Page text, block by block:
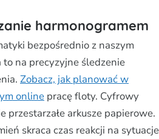
harmonogramem
bezpośrednio z naszym
to na precyzyjne śledzenie
Zobacz, jak planować w
online pracę floty. Cyfrowy
przestarzałe arkusze papierowe.
skraca czas reakcji na sytuacje